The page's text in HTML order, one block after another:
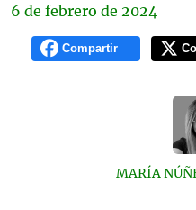
6 de febrero de 2024
Compartir
MARÍA